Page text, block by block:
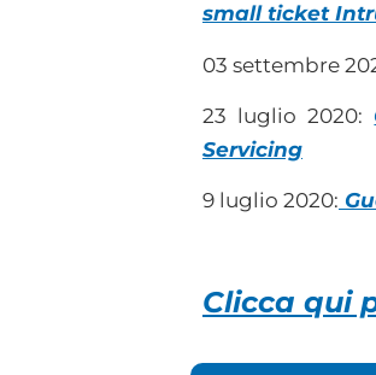
small ticket
03 settembre
23 luglio 2020:
Servicing
9 luglio 2020:
Clicca qui